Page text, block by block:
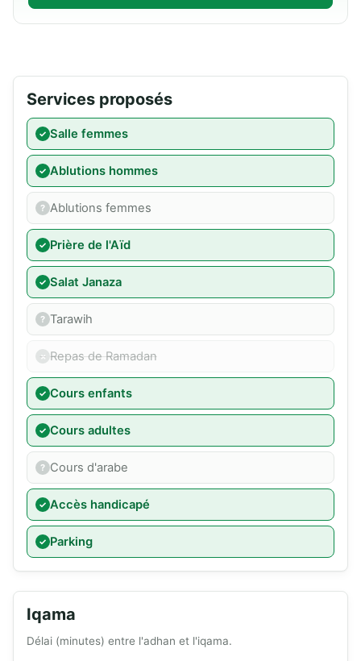
Services proposés
Salle femmes
Ablutions hommes
Ablutions femmes
Prière de l'Aïd
Salat Janaza
Tarawih
Repas de Ramadan
Cours enfants
Cours adultes
Cours d'arabe
Accès handicapé
Parking
Iqama
Délai (minutes) entre l'adhan et l'iqama.